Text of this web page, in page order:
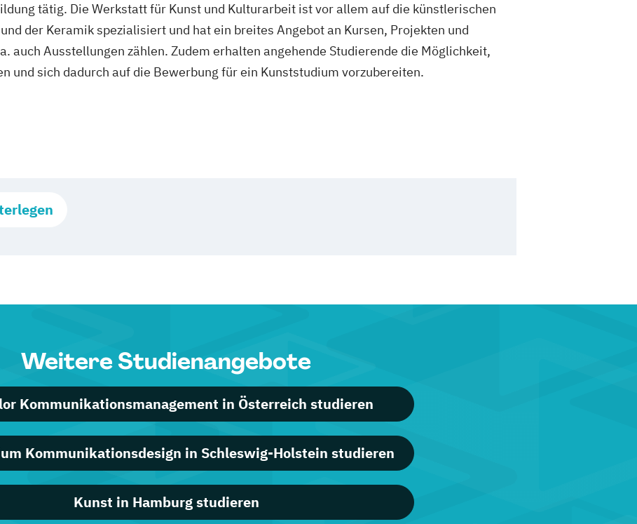
tätig. Die Werkstatt für Kunst und Kulturarbeit ist vor allem auf die künstlerischen
der Keramik spezialisiert und hat ein breites Angebot an Kursen, Projekten und
auch Ausstellungen zählen. Zudem erhalten angehende Studierende die Möglichkeit,
und sich dadurch auf die Bewerbung für ein Kunststudium vorzubereiten.
Weitere Studienangebote
Kommunikationsmanagement in Österreich studieren
Kommunikationsdesign in Schleswig-Holstein studieren
Kunst in Hamburg studieren